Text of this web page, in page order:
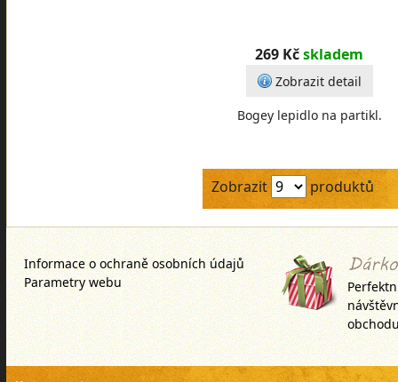
269 Kčskladem
Zobrazit detail
Bogey lepidlo na partikl.
Zobrazit produktů
Informace o ochraně osobních údajů
Parametry webu